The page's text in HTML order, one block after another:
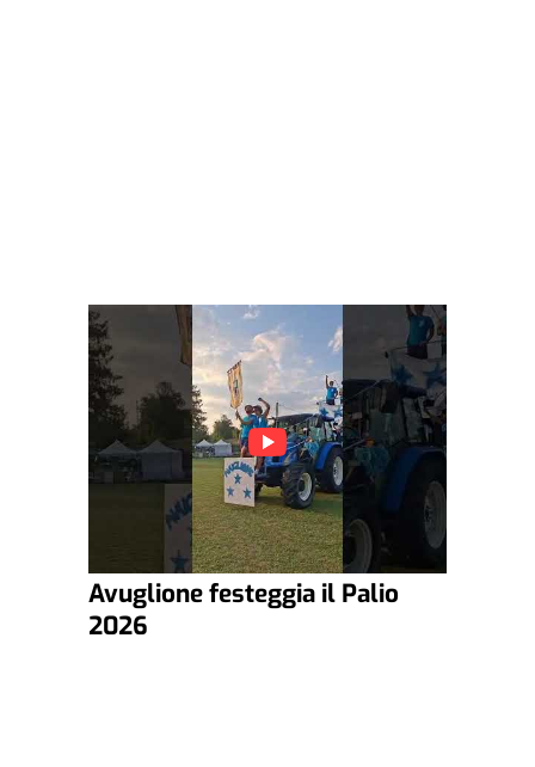
Avuglione festeggia il Palio
2026